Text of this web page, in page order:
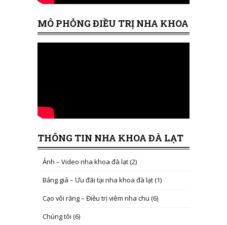
MÔ PHỎNG ĐIỀU TRỊ NHA KHOA
THÔNG TIN NHA KHOA ĐÀ LẠT
Ảnh – Video nha khoa đà lạt(2)
Bảng giá – Ưu đãi tại nha khoa đà lạt(1)
Cạo vôi răng – Điều trị viêm nha chu (6)
Chúng tôi (6)